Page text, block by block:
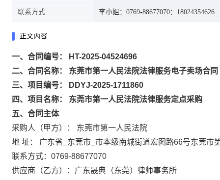
联系方式 李小姐：0769-88677070：18024354626
正文内容
一、合同编号： HT-2025-04524696
二、合同名称： 东莞市第一人民法院法律服务电子卖场合同
三、项目编号： DDYJ-2025-1711860
四、项目名称： 东莞市第一人民法院法律服务定点采购
五、合同主体
采购人（甲方）： 东莞市第一人民法院
地 址： 广东省_东莞市_市本级南城街道宏图路66号东莞市
联系方式：0769-88677070
供应商（乙方）：广东晟典（东莞）律师事务所